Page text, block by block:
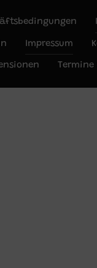
Impressum
Termine